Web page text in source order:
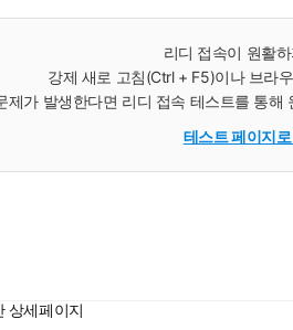
리디 접속이 원활
강제 새로 고침(Ctrl + F5)이나 브라
제가 발생한다면 리디 접속 테스트를 통
테스트 페이지
상세페이지